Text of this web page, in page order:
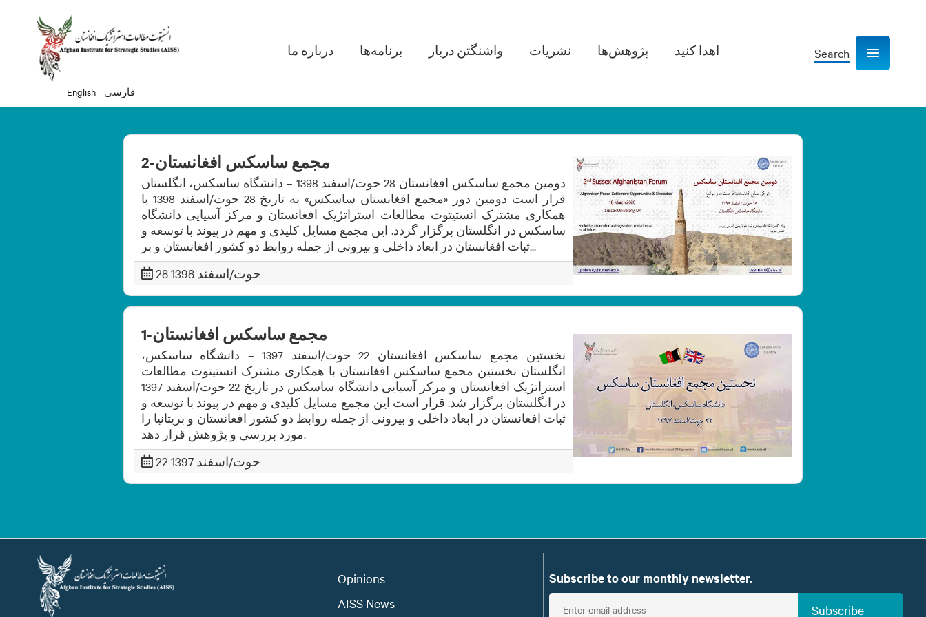
English فارسی
Main navigation
درباره ما برنامه‌ها واشنگتن دربار نشریات پژوهش­‌ها اهدا کنید Search Show navigation
مجمع ساسکس افغانستان-2
دومین مجمع ساسکس افغانستان 28 حوت/اسفند 1398 – دانشگاه ساسکس، انگلستان
قرار است دومین دور «مجمع افغانستان ساسکس» به تاریخ 28 حوت/اسفند 1398 با
همکاری مشترک انستیتوت مطالعات استراتژیک افغانستان و مرکز آسیایی دانشگاه
ساسکس در انگلستان برگزار گردد. این مجمع مسایل کلیدی و مهم در پیوند با توسعه و
ثبات افغانستان در ابعاد داخلی و بیرونی از جمله روابط دو کشور افغانستان و بر...
28 حوت/اسفند 1398
مجمع ساسکس افغانستان-1
نخستین مجمع ساسکس افغانستان 22 حوت/اسفند 1397 – دانشگاه ساسکس،
انگلستان نخستین مجمع ساسکس افغانستان با همکاری مشترک انستیتوت مطالعات
استراتژیک افغانستان و مرکز آسیایی دانشگاه ساسکس در تاریخ 22 حوت/اسفند 1397
در انگلستان برگزار شد. قرار است این مجمع مسایل کلیدی و مهم در پیوند با توسعه و
ثبات افغانستان در ابعاد داخلی و بیرونی از جمله روابط دو کشور افغانستان و بریتانیا را
مورد بررسی و پژوهش قرار دهد.
22 حوت/اسفند 1397
Opinions
AISS News
Subscribe to our monthly newsletter.
E
Subscribe